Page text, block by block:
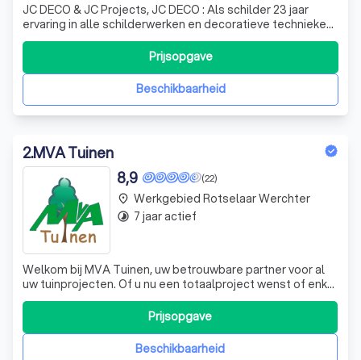
JC DECO & JC Projects, JC DECO : Als schilder 23 jaar
ervaring in alle schilderwerken en decoratieve technieken.
U kan bij ons terecht voor de standaard schilderwerken,
maar ook voor Mortex, kalkverf en kalei werken,
microcement, Venitiaanse stucco,... Wij plaatsen tevens
ook parket en klikvinyl,Beschikbaarheid
Prijsopgave
2.MVA Tuinen
(22)
8,9
Welkom bij MVA Tuinen, uw betrouwbare partner voor al
uw tuinprojecten. Of u nu een totaalproject wenst of enkel
een aanplanting, omheining of verharding, wij staan voor u
klaar. Ons team, geleid door Mathias en Jennifer,
combineert expertise in verhardingen met een
diepgaande kennis van tuinarchite
Beschikbaarheid
Prijsopgave
place Werkgebied Rotselaar Werchter
timelapse 7 jaar actief